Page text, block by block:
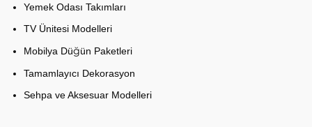
Yemek Odası Takımları
TV Ünitesi Modelleri
Mobilya Düğün Paketleri
Tamamlayıcı Dekorasyon
Sehpa ve Aksesuar Modelleri